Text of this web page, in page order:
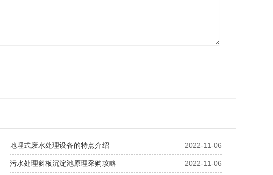
2022-11-06
地埋式废水处理设备的特点介绍
2022-11-06
污水处理斜板沉淀池原理采购攻略